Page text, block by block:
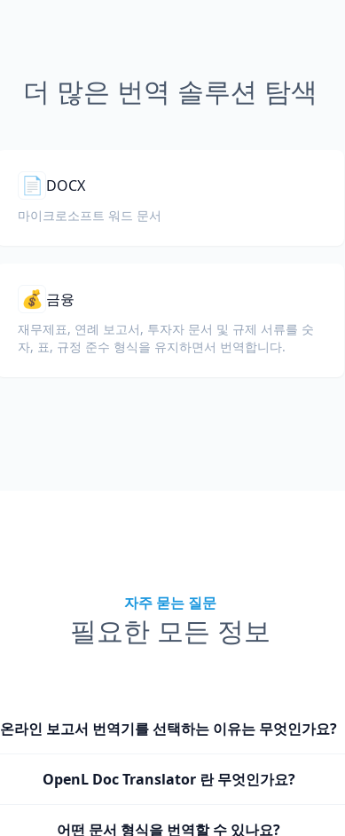
더 많은 번역 솔루션 탐색
📄 DOCX
마이크로소프트 워드 문서
💰 금융
재무제표, 연례 보고서, 투자자 문서 및 규제 서류를 숫
자, 표, 규정 준수 형식을 유지하면서 번역합니다.
자주 묻는 질문
필요한 모든 정보
온라인 보고서 번역기를 선택하는 이유는 무엇인가요?
OpenL Doc Translator 란 무엇인가요?
어떤 문서 형식을 번역할 수 있나요?